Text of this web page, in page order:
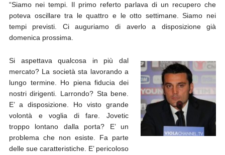
“Siamo nei tempi. Il primo referto parlava di un recupero che
poteva oscillare tra le quattro e le otto settimane. Siamo nei
tempi previsti. Ci auguriamo di averlo a disposizione già
domenica prossima.
Si aspettava qualcosa in più dal
mercato? La società sta lavorando a
lungo termine. Ho piena fiducia dei
nostri dirigenti. Larrondo? Sta bene.
E’ a disposizione. Ho visto grande
volontà e voglia di fare. Jovetic
troppo lontano dalla porta? E’ un
problema che non esiste. Fa parte
delle sue caratteristiche. E’ pericoloso